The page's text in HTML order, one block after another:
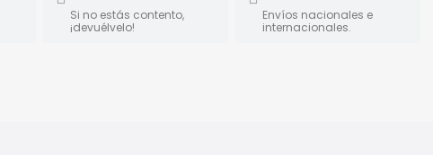
Si no estás contento,
¡devuélvelo!
Envíos nacionales e
internacionales.